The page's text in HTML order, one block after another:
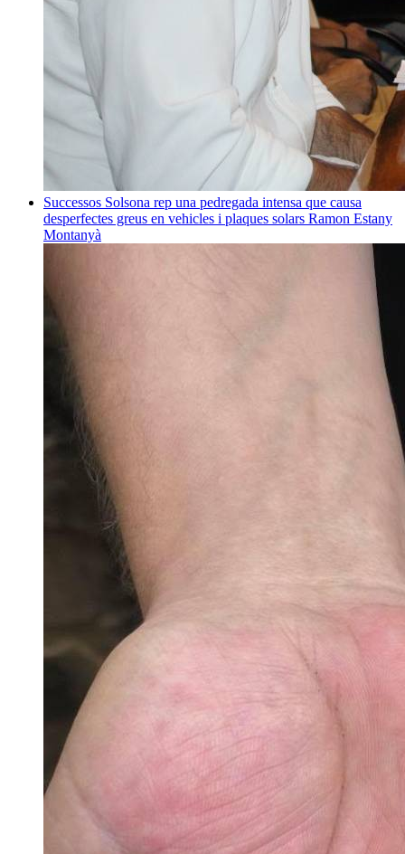
Successos Solsona rep una pedregada intensa que causa
desperfectes greus en vehicles i plaques solars Ramon Estany
Montanyà